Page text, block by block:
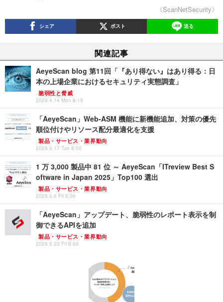
《ScanNetSecurity》
シェア ポスト 送る
関連記事
AeyeScan blog 第11回「『あり得ない』はあり得る：日
本の上場企業におけるセキュリティ実態調査」
脆弱性と脅威
2025.4.14 Mon 8:15
「AeyeScan」Web-ASM 機能に新機能追加、対策の優先
順位付けやリソース配分最適化を支援
製品・サービス・業界動向
2025.6.17 Tue 8:00
1 万 3,000 製品中 81 位 ～ AeyeScan「ITreview Best S
oftware in Japan 2025」Top100 選出
製品・サービス・業界動向
2025.6.6 Fri 8:00
「AeyeScan」アップデート、脆弱性のレポート表示を制
御できるAPIを追加
製品・サービス・業界動向
2025.5.23 Fri 8:00